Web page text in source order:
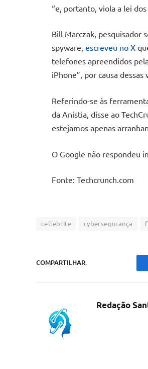
“e, portanto, viola a lei
Bill Marczak, pesquisador
spyware, escreveu no X
telefones apreendidos
iPhone”, por causa
Referindo-se às
da Anistia, disse ao
estejamos apenas
O Google não respondeu
Fonte: Techcrunch.com
cellebrite cybersegurança
COMPARTILHAR.
Redação